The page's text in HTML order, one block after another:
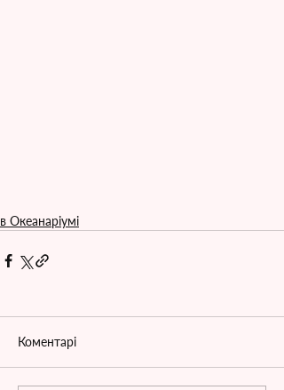
в Океанаріумі
Коментарі